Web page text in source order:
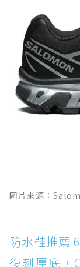
圖片來源：
防水鞋推薦
復刻厚底，